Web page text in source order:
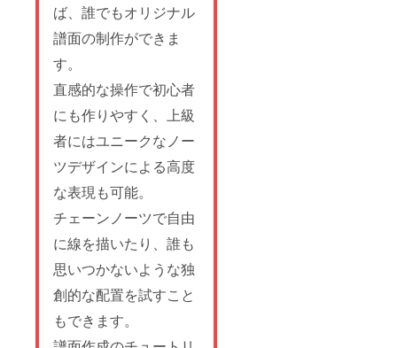
ば、誰でもオリジナル
譜面の制作ができま
す。
直感的な操作で初心者
にも作りやすく、上級
者にはユニークなノー
ツデザインによる高度
な表現も可能。
チェーンノーツで自由
に線を描いたり、誰も
思いつかないような独
創的な配置を試すこと
もできます。